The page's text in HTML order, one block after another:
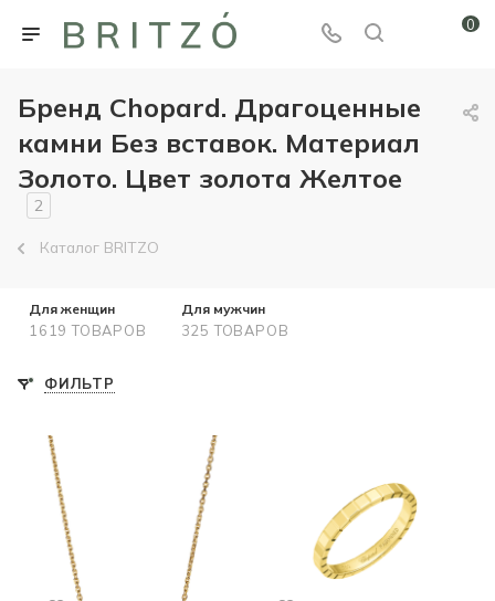
0
Бренд Chopard. Драгоценные
камни Без вставок. Материал
Золото. Цвет золота Желтое
2
Каталог BRITZO
Для женщин
1619 ТОВАРОВ
Для мужчин
325 ТОВАРОВ
ФИЛЬТР